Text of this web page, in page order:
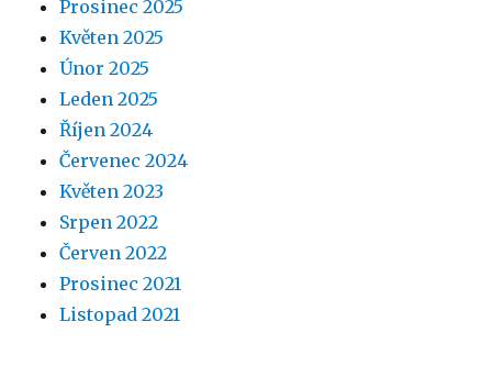
Prosinec 2025
Květen 2025
Únor 2025
Leden 2025
Říjen 2024
Červenec 2024
Květen 2023
Srpen 2022
Červen 2022
Prosinec 2021
Listopad 2021